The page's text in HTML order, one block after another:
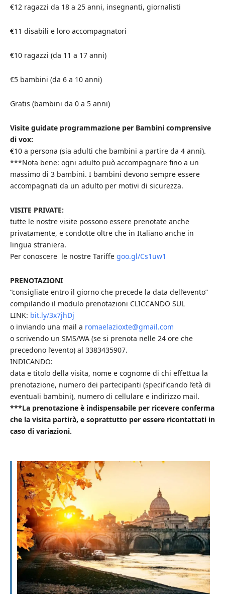
€12 ragazzi da 18 a 25 anni, insegnanti, giornalisti
€11 disabili e loro accompagnatori
€10 ragazzi (da 11 a 17 anni)
€5 bambini (da 6 a 10 anni)
Gratis (bambini da 0 a 5 anni)
Visite guidate programmazione per Bambini comprensive
di vox:
€10 a persona (sia adulti che bambini a partire da 4 anni).
***Nota bene: ogni adulto può accompagnare fino a un
massimo di 3 bambini. I bambini devono sempre essere
accompagnati da un adulto per motivi di sicurezza.
VISITE PRIVATE:
tutte le nostre visite possono essere prenotate anche
privatamente, e condotte oltre che in Italiano anche in
lingua straniera.
Per conoscere le nostre Tariffe goo.gl/Cs1uw1
PRENOTAZIONI
“consigliate entro il giorno che precede la data dell’evento”
compilando il modulo prenotazioni CLICCANDO SUL
LINK: bit.ly/3x7jhDj
o inviando una mail a romaelazioxte@gmail.com
o scrivendo un SMS/WA (se si prenota nelle 24 ore che
precedono l’evento) al 3383435907.
INDICANDO:
data e titolo della visita, nome e cognome di chi effettua la
prenotazione, numero dei partecipanti (specificando l’età di
eventuali bambini), numero di cellulare e indirizzo mail.
***La prenotazione è indispensabile per ricevere conferma
che la visita partirà, e soprattutto per essere ricontattati in
caso di variazioni.